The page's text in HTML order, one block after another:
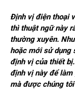
Định vị điện thoại
thì thuật ngữ này
thường xuyên.
hoặc mới sử dụng
định vị của thiết
định vị này để
mà được chúng